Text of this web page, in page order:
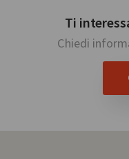
Ti
Chiedi